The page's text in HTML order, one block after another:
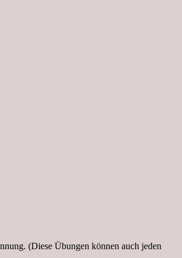
(Diese Übungen können auch jeden